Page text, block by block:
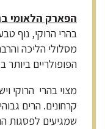
הפארק הלאומי
בהרי הרוקי, נוף
מסלולי הליכה
הפופולריים ביותר
מצוי בהרי הרוקי
קרחונים. הרים
שמגיעים לפסגות